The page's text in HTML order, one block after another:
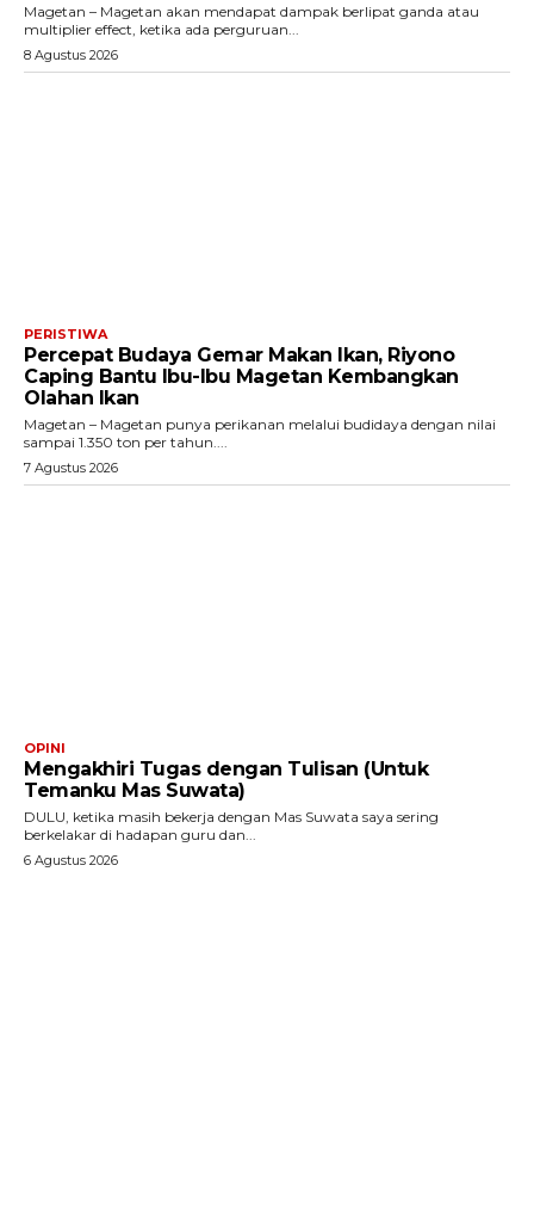
Magetan – Magetan akan mendapat dampak berlipat ganda atau
multiplier effect, ketika ada perguruan...
8 Agustus 2026
PERISTIWA
Percepat Budaya Gemar Makan Ikan, Riyono
Caping Bantu Ibu-Ibu Magetan Kembangkan
Olahan Ikan
Magetan – Magetan punya perikanan melalui budidaya dengan nilai
sampai 1.350 ton per tahun....
7 Agustus 2026
OPINI
Mengakhiri Tugas dengan Tulisan (Untuk
Temanku Mas Suwata)
DULU, ketika masih bekerja dengan Mas Suwata saya sering
berkelakar di hadapan guru dan...
6 Agustus 2026